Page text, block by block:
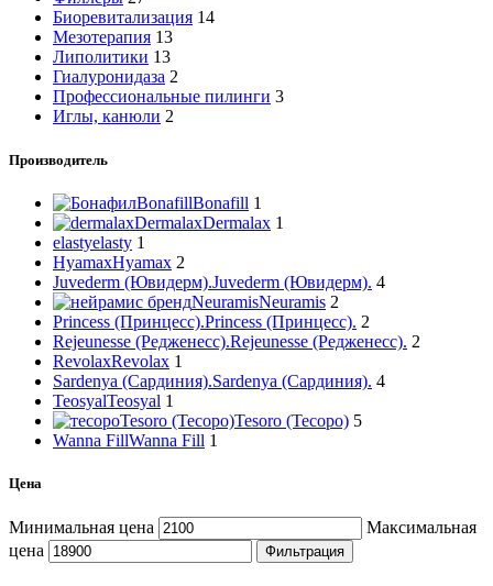
Биоревитализация 14
Мезотерапия 13
Липолитики 13
Гиалуронидаза 2
Профессиональные пилинги 3
Иглы, канюли 2
Производитель
BonafillBonafill 1
DermalaxDermalax 1
elastyelasty 1
HyamaxHyamax 2
Juvederm (Ювидерм).Juvederm (Ювидерм). 4
NeuramisNeuramis 2
Princess (Принцесс).Princess (Принцесс). 2
Rejeunesse (Редженесс).Rejeunesse (Редженесс). 2
RevolaxRevolax 1
Sardenya (Сардиния).Sardenya (Сардиния). 4
TeosyalTeosyal 1
Tesoro (Тесоро)Tesoro (Тесоро) 5
Wanna FillWanna Fill 1
Цена
Минимальная цена
Максимальная
цена
Фильтрация